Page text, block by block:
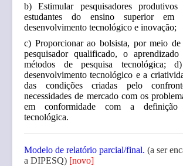
b) Estimular pesquisadores
estudantes do ensino superior em
desenvolvimento tecnológico e inovação;
c) Proporcionar ao bolsista, por meio de
pesquisador qualificado, o
métodos de pesquisa tecnológica; d)
desenvolvimento tecnológico e a
das condiçõescriadas pelo
necessidades de mercado com os
em conformidade com a definição
tecnológica.
Modelo de relatório parcial/final. (a ser
a DIPESQ) [novo]